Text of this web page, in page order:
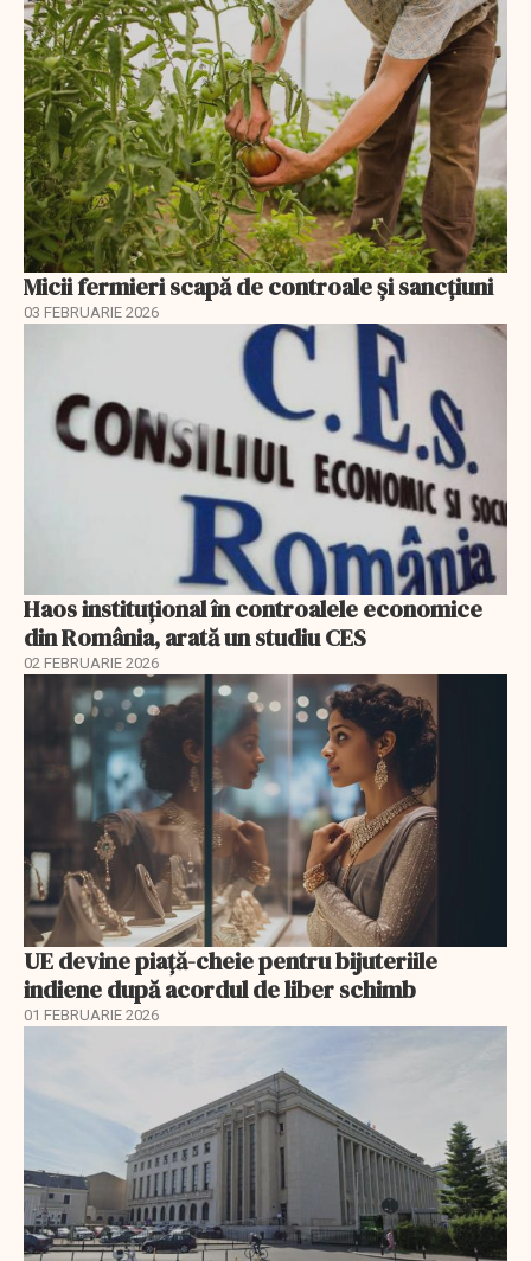
Micii fermieri scapă de controale și sancțiuni
03 FEBRUARIE 2026
Haos instituțional în controalele economice
din România, arată un studiu CES
02 FEBRUARIE 2026
UE devine piață-cheie pentru bijuteriile
indiene după acordul de liber schimb
01 FEBRUARIE 2026